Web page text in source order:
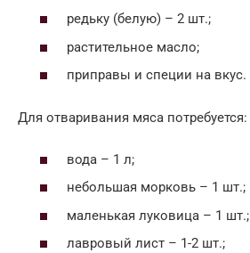
редьку (белую) – 2 шт.;
растительное масло;
приправы и специи на вкус.
Для отваривания мяса потребуется:
вода – 1 л;
небольшая морковь – 1 шт.;
маленькая луковица – 1 шт.;
лавровый лист – 1-2 шт.;